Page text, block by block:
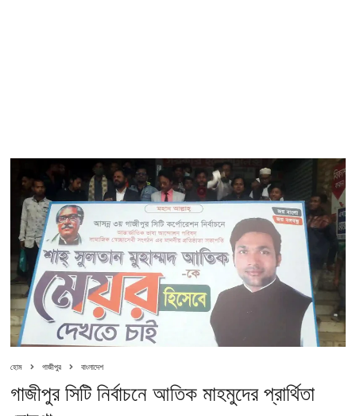
হোম গাজীপুর বাংলাদেশ
গাজীপুর সিটি নির্বাচনে আতিক মাহমুদের প্রার্থিতা